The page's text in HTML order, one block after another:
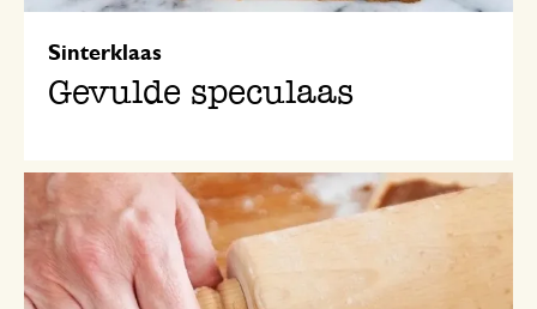
Sinterklaas
Gevulde speculaas